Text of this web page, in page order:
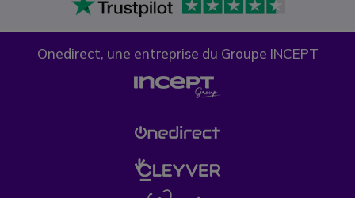
Onedirect, une entreprise du Groupe INCEPT